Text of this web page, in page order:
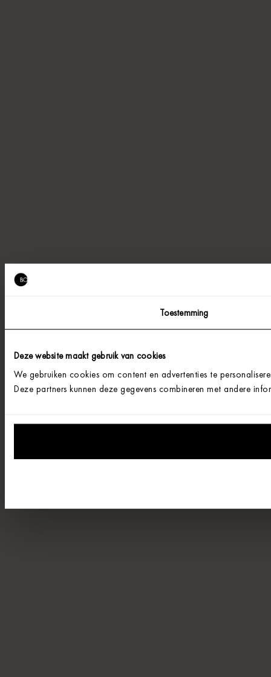
Toestemming
Deze website maakt gebruik van cookies
We gebruiken cookies om content en advertenties te
Deze partners kunnen deze gegevens combineren met andere